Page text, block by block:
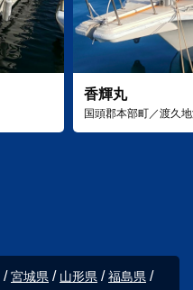
香輝丸
国頭郡本部町／渡久
宮城県 山形県
福島県